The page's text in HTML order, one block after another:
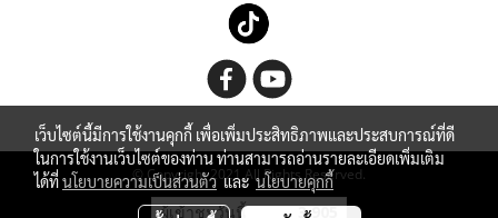
© Copyright 2021 All Rights Reserved.
ผู้เข้าชมวันนี้ 3,905
เว็บไซต์นี้มีการใช้งานคุกกี้ เพื่อเพิ่มประสิทธิภาพและประสบการณ์ที่ดี
ในการใช้งานเว็บไซต์ของท่าน ท่านสามารถอ่านรายละเอียดเพิ่มเติม
ได้ที่นโยบายความเป็นส่วนตัวและนโยบายคุกกี้